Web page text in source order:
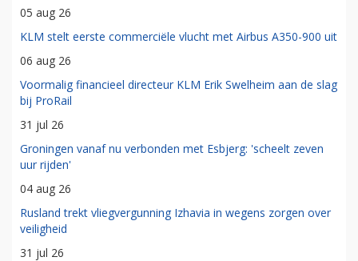
05 aug 26
KLM stelt eerste commerciële vlucht met Airbus A350-900 uit
06 aug 26
Voormalig financieel directeur KLM Erik Swelheim aan de slag
bij ProRail
31 jul 26
Groningen vanaf nu verbonden met Esbjerg: 'scheelt zeven
uur rijden'
04 aug 26
Rusland trekt vliegvergunning Izhavia in wegens zorgen over
veiligheid
31 jul 26